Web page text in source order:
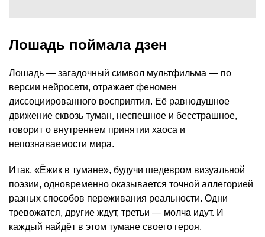
Лошадь поймала дзен
Лошадь — загадочный символ мультфильма — по
версии нейросети, отражает феномен
диссоциированного восприятия. Её равнодушное
движение сквозь туман, неспешное и бесстрашное,
говорит о внутреннем принятии хаоса и
непознаваемости мира.
Итак, «Ёжик в тумане», будучи шедевром визуальной
поэзии, одновременно оказывается точной аллегорией
разных способов переживания реальности. Одни
тревожатся, другие ждут, третьи — молча идут. И
каждый найдёт в этом тумане своего героя.